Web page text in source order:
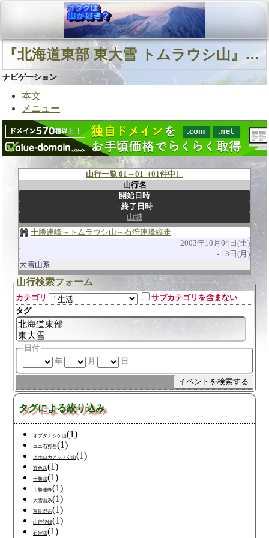
『北海道東部 東大雪 トムラウシ山』に関連する山行
ナビゲーション
本文
メニュー
山行一覧 01～01（01件中）
山行名
開始日時
終了日時
山域
十勝連峰～トムラウシ山～石狩連峰縦走
2003年10月04日(土)
13日(月)
大雪山系
山行検索フォーム
カテゴリ
サブカテゴリを含まない
タグ
日付
年
月 日
タグによる絞り込み
オプタテシケ山(1)
ユニ石狩岳(1)
上ホロカメットク山(1)
五色岳(1)
十勝岳(1)
十勝連峰(1)
大雪山系(1)
富良野岳(1)
山行記録(1)
石狩岳(1)